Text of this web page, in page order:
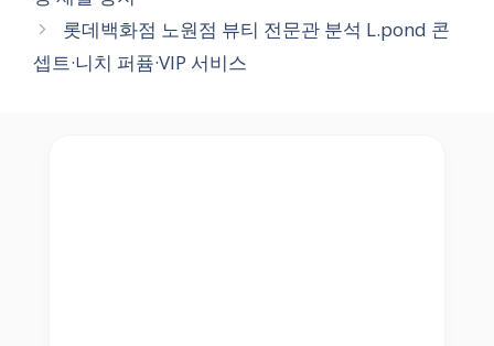
롯데백화점 노원점 뷰티 전문관 분석 L.pond 콘
셉트·니치 퍼퓸·VIP 서비스